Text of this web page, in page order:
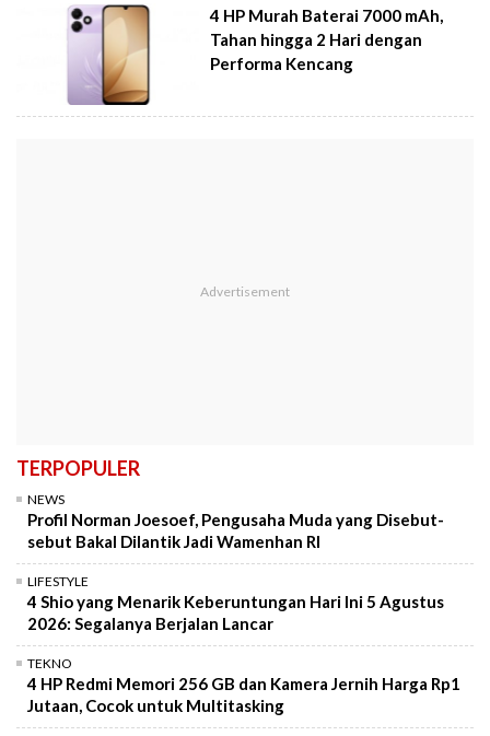
4 HP Murah Baterai 7000 mAh,
Tahan hingga 2 Hari dengan
Performa Kencang
TERPOPULER
NEWS
Profil Norman Joesoef, Pengusaha Muda yang Disebut-
sebut Bakal Dilantik Jadi Wamenhan RI
LIFESTYLE
4 Shio yang Menarik Keberuntungan Hari Ini 5 Agustus
2026: Segalanya Berjalan Lancar
TEKNO
4 HP Redmi Memori 256 GB dan Kamera Jernih Harga Rp1
Jutaan, Cocok untuk Multitasking